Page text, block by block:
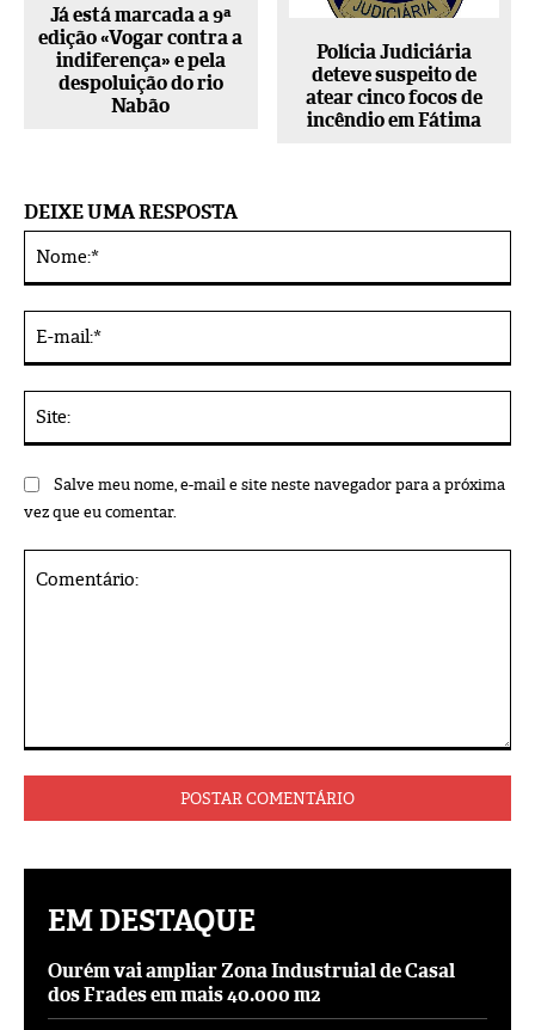
Já está marcada a 9ª
edição «Vogar contra a
indiferença» e pela
despoluição do rio
Nabão
Polícia Judiciária
deteve suspeito de
atear cinco focos de
incêndio em Fátima
DEIXE UMA RESPOSTA
Salve meu nome, e-mail e site neste navegador para a próxima
vez que eu comentar.
EM DESTAQUE
Ourém vai ampliar Zona Industruial de Casal
dos Frades em mais 40.000 m2